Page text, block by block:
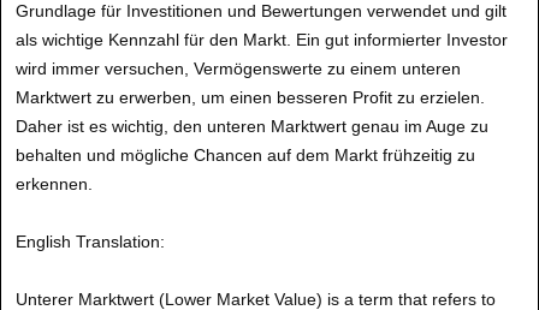
Grundlage für Investitionen und Bewertungen verwendet und gilt
als wichtige Kennzahl für den Markt. Ein gut informierter Investor
wird immer versuchen, Vermögenswerte zu einem unteren
Marktwert zu erwerben, um einen besseren Profit zu erzielen.
Daher ist es wichtig, den unteren Marktwert genau im Auge zu
behalten und mögliche Chancen auf dem Markt frühzeitig zu
erkennen.
English Translation:
Unterer Marktwert (Lower Market Value) is a term that refers to